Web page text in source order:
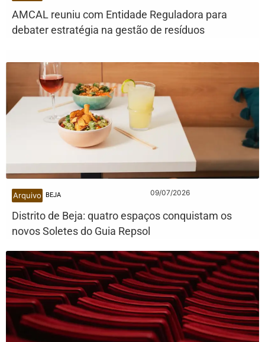
AMCAL reuniu com Entidade Reguladora para
debater estratégia na gestão de resíduos
Arquivo BEJA 09/07/2026
Distrito de Beja: quatro espaços conquistam os
novos Soletes do Guia Repsol